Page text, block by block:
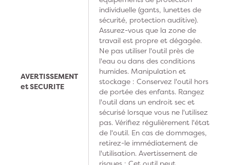
AVERTISSEMENT
et SECURITE
individuelle (gants, lunettes de
sécurité, protection auditive).
Assurez-vous que la zone de
travail est propre et dégagée.
Ne pas utiliser l'outil près de
l'eau ou dans des conditions
humides. Manipulation et
stockage : Conservez l'outil hors
de portée des enfants. Rangez
l'outil dans un endroit sec et
sécurisé lorsque vous ne l'utilisez
pas. Vérifiez régulièrement l'état
de l'outil. En cas de dommages,
retirez-le immédiatement de
l'utilisation. Avertissement de